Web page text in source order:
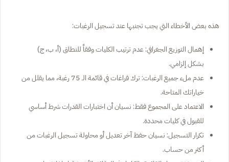
هذه بعض الأخطاء التي يجب تجنبها عند تسجيل الرغبات:
إهمال التوزيع الجغرافي: عدم ترتيب الكليات وفقاً للنطاق (أ، ب، ج)
بشكل إلزامي.
عدم ملء جميع الرغبات: ترك فراغات في قائمة الـ 75 رغبة، مما يقلل من
خياراتك المتاحة.
الاعتماد على المجموع فقط: نسيان أن اختبارات القدرات شرط أساسي
للقبول في كليات محددة.
تكرار التسجيل: نسيان حفظ آخر تعديل أو محاولة تسجيل الرغبات من
أكثر من حساب.